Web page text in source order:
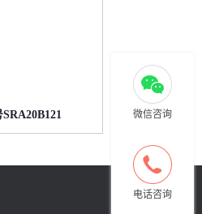
微信咨询
电话咨询